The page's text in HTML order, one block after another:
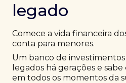
legado
Comece a vida financeira
conta para menores.
Um banco de
legados há gerações e
em todos os momentos da